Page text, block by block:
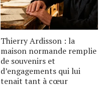
Thierry Ardisson : la
maison normande remplie
de souvenirs et
d’engagements qui lui
tenait tant à cœur